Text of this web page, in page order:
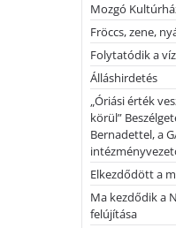
Mozgó
Fröccs, zene,
Folytatódik a
Álláshirdetés
„Óriási érték
körül”
Bernadettel, a
Elkezdődött a
Ma kezdődik a
felújítása